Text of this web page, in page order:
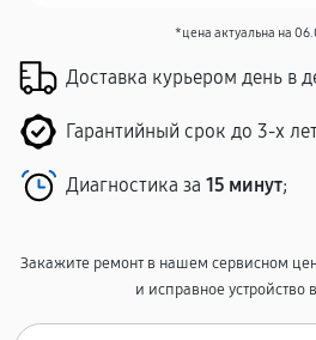
*цена актуальна на
Доставка курьером день в
Гарантийный срок до 3-х
Диагностика за 15 минут;
Закажите ремонт в нашем сервисном
и исправное устройство